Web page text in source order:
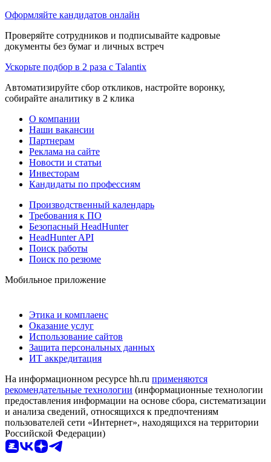
Оформляйте кандидатов онлайн
Проверяйте сотрудников и подписывайте кадровые
документы без бумаг и личных встреч
Ускорьте подбор в 2 раза с Talantix
Автоматизируйте сбор откликов, настройте воронку,
собирайте аналитику в 2 клика
О компании
Наши вакансии
Партнерам
Реклама на сайте
Новости и статьи
Инвесторам
Кандидаты по профессиям
Производственный календарь
Требования к ПО
Безопасный HeadHunter
HeadHunter API
Поиск работы
Поиск по резюме
Мобильное приложение
Этика и комплаенс
Оказание услуг
Использование сайтов
Защита персональных данных
ИТ аккредитация
На информационном ресурсе hh.ru применяются
рекомендательные технологии (информационные технологии
предоставления информации на основе сбора, систематизации
и анализа сведений, относящихся к предпочтениям
пользователей сети «Интернет», находящихся на территории
Российской Федерации)